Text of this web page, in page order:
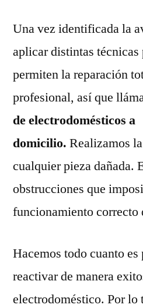
Una vez identificada la
aplicar distintas técnicas
permiten la reparación
profesional, así que
de electrodomésticos a
domicilio. Realizamos
cualquier pieza dañada.
obstrucciones que
funcionamiento correcto
Hacemos todo cuanto
reactivar de manera
electrodoméstico. Por lo